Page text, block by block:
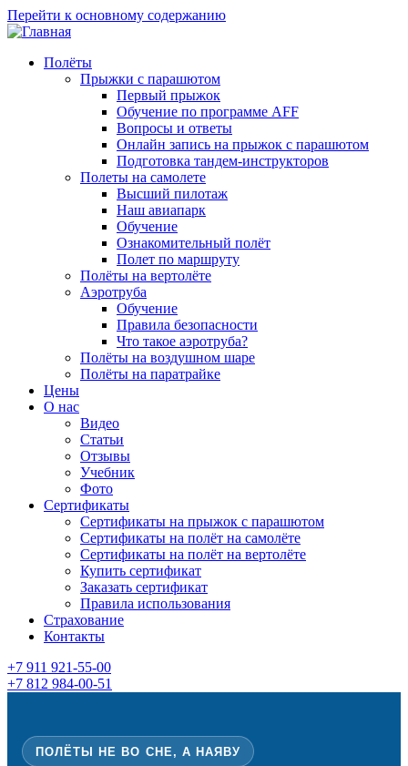
Перейти к основному содержанию
Полёты
Прыжки с парашютом
Первый прыжок
Обучение по программе AFF
Вопросы и ответы
Онлайн запись на прыжок с парашютом
Подготовка тандем-инструкторов
Полеты на самолете
Высший пилотаж
Наш авиапарк
Обучение
Ознакомительный полёт
Полет по маршруту
Полёты на вертолёте
Аэротруба
Обучение
Правила безопасности
Что такое аэротруба?
Полёты на воздушном шаре
Полёты на паратрайке
Цены
О нас
Видео
Статьи
Отзывы
Учебник
Фото
Сертификаты
Сертификаты на прыжок с парашютом
Сертификаты на полёт на самолёте
Сертификаты на полёт на вертолёте
Купить сертификат
Заказать сертификат
Правила использования
Страхование
Контакты
+7 911 921-55-00
+7 812 984-00-51
ПОЛЁТЫ НЕ ВО СНЕ, А НАЯВУ